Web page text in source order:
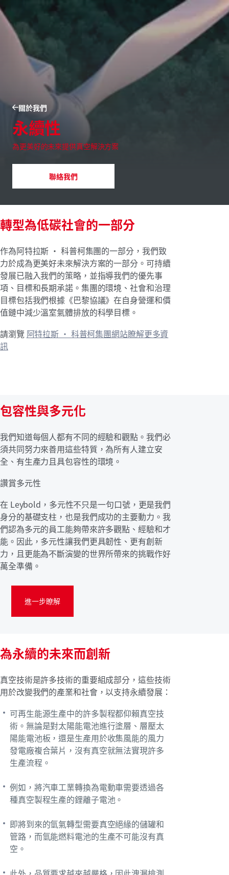
關於我們
永續性
為更美好的未來提供真空解決方案
聯絡我們
轉型為低碳社會的一部分
作為阿特拉斯 · 科普柯集團的一部分，我們致
力於成為更美好未來解決方案的一部分。可持續
發展已融入我們的策略，並指導我們的優先事
項、目標和長期承諾。集團的環境、社會和治理
目標包括我們根據《巴黎協議》在自身營運和價
值鏈中減少溫室氣體排放的科學目標。
請瀏覽 阿特拉斯 · 科普柯集團網站瞭解更多資
訊
包容性與多元化
我們知道每個人都有不同的經驗和觀點。我們必
須共同努力來善用這些特質，為所有人建立安
全、有生產力且具包容性的環境。
讚賞多元性
在 Leybold，多元性不只是一句口號，更是我們
身分的基礎支柱，也是我們成功的主要動力。我
們認為多元的員工能夠帶來許多觀點、經驗和才
能。因此，多元性讓我們更具韌性、更有創新
力，且更能為不斷演變的世界所帶來的挑戰作好
萬全準備。
進一步瞭解
為永續的未來而創新
真空技術是許多技術的重要組成部分，這些技術
用於改變我們的產業和社會，以支持永續發展：
可再生能源生產中的許多製程都仰賴真空技
術。無論是對太陽能電池進行塗層、層壓太
陽能電池板，還是生產用於收集風能的風力
發電廠複合葉片，沒有真空就無法實現許多
生產流程。
例如，將汽車工業轉換為電動車需要透過各
種真空製程生產的鋰離子電池。
即將到來的氫氣轉型需要真空絕緣的儲罐和
管路，而氫能燃料電池的生產不可能沒有真
空。